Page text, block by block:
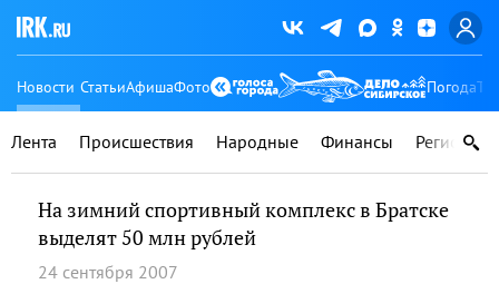
Новости СтатьиАфишаФото Погода
Лента Происшествия Народные Финансы Регионы
На зимний спортивный комплекс в Братске
выделят 50 млн рублей
24 сентября 2007